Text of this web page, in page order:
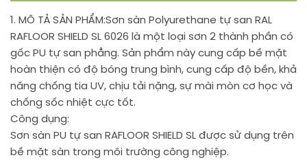
1. MÔ TẢ SẢN PHẨM:Sơn sàn Polyurethane tự san RAL
RAFLOOR SHIELD SL 6026 là một loại sơn 2 thành phần có
gốc PU tự san phẳng. Sản phẩm này cung cấp bề mặt
hoàn thiện có độ bóng trung bình, cung cấp độ bền, khả
năng chống tia UV, chịu tải nặng, sự mài mòn cơ học và
chống sốc nhiệt cực tốt.
Công dụng:
Sơn sàn PU tự san RAFLOOR SHIELD SL được sử dụng trên
bề mặt sàn trong môi trường công nghiệp.